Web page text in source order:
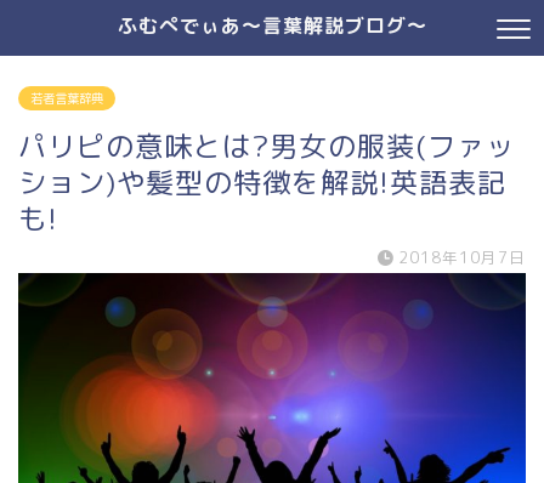
ふむぺでぃあ～言葉解説ブログ～
若者言葉辞典
パリピの意味とは?男女の服装(ファッ
ション)や髪型の特徴を解説!英語表記
も!
2018年10月7日